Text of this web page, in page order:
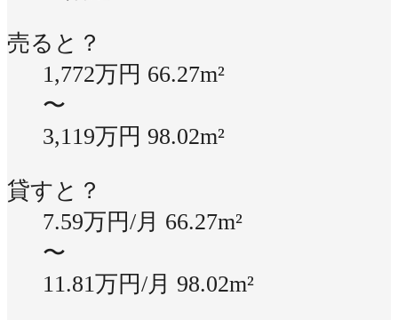
売ると？
1,772万円 66.27m²
〜
3,119万円 98.02m²
貸すと？
7.59万円/月 66.27m²
〜
11.81万円/月 98.02m²